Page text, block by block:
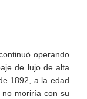
operando
de lujo de alta
1892, a la edad
no moriría con su